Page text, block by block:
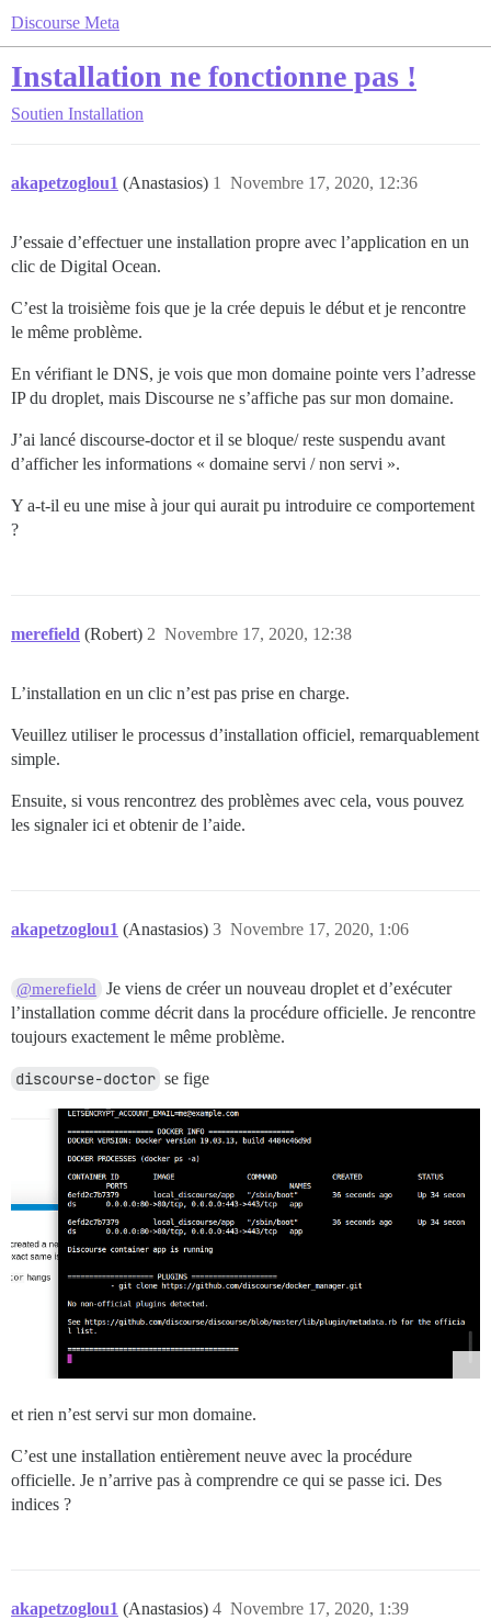
Discourse Meta
Installation ne fonctionne pas !
Soutien Installation
akapetzoglou1 (Anastasios) Novembre 17, 2020, 12:36
1
J’essaie d’effectuer une installation propre avec l’application en un
clic de Digital Ocean.
C’est la troisième fois que je la crée depuis le début et je rencontre
le même problème.
En vérifiant le DNS, je vois que mon domaine pointe vers l’adresse
IP du droplet, mais Discourse ne s’affiche pas sur mon domaine.
J’ai lancé discourse-doctor et il se bloque/ reste suspendu avant
d’afficher les informations « domaine servi / non servi ».
Y a-t-il eu une mise à jour qui aurait pu introduire ce comportement
?
merefield (Robert) Novembre 17, 2020, 12:38
2
L’installation en un clic n’est pas prise en charge.
Veuillez utiliser le processus d’installation officiel, remarquablement
simple.
Ensuite, si vous rencontrez des problèmes avec cela, vous pouvez
les signaler ici et obtenir de l’aide.
akapetzoglou1 (Anastasios) Novembre 17, 2020, 1:06
3
@merefield
Je viens de créer un nouveau droplet et d’exécuter
l’installation comme décrit dans la procédure officielle. Je rencontre
toujours exactement le même problème.
discourse-doctor se fige
et rien n’est servi sur mon domaine.
C’est une installation entièrement neuve avec la procédure
officielle. Je n’arrive pas à comprendre ce qui se passe ici. Des
indices ?
akapetzoglou1 (Anastasios) Novembre 17, 2020, 1:39
4